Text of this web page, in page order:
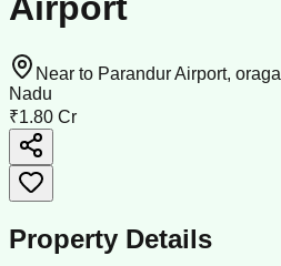
Airport
Near to Parandur Airport,
Nadu
₹1.80 Cr
Property Details